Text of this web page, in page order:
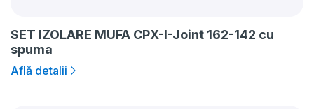
SET IZOLARE MUFA CPX-I-Joint 162-142 cu
spuma
Află detalii